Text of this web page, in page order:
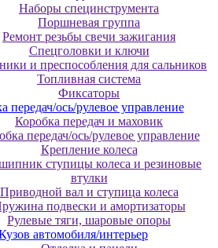
Наборы специнструмента
Поршневая группа
Ремонт резьбы свечи зажигания
Спецголовки и ключи
и преспособления для сальников
Топливная система
Фиксаторы
передач/ось/рулевое управление
Коробка передач и маховик
передач/ось/рулевое управление
Крепление колеса
ступицы колеса и резиновые
втулки
Приводной вал и ступица колеса
подвески и амортизаторы
Рулевые тяги, шаровые опоры
автомобиля/интерьер